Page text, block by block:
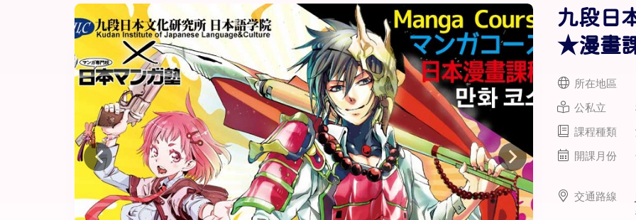
專門學校
高中課程
短期大學
大學
研究所
商業日文課程
線上課程
寒暑假遊學套裝課程
打工度假
九段日
★漫畫
所在地區
公私立
課程種類
開課月份
交通路線